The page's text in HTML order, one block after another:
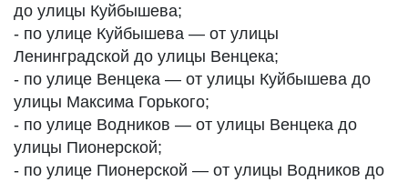
до улицы Куйбышева;
- по улице Куйбышева — от улицы
Ленинградской до улицы Венцека;
- по улице Венцека — от улицы Куйбышева до
улицы Максима Горького;
- по улице Водников — от улицы Венцека до
улицы Пионерской;
- по улице Пионерской — от улицы Водников до